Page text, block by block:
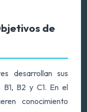
de
desarrollan sus
B1, B2 y C1. En el
conocimiento